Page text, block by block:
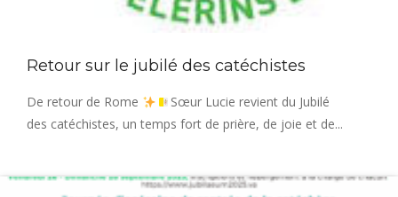
Retour sur le jubilé des catéchistes
De retour de Rome
Sœur Lucie revient du Jubilé
des catéchistes, un temps fort de prière, de joie et de...